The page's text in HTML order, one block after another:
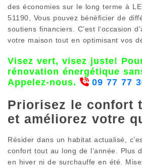
des économies sur le long terme à LE
51190, Vous pouvez bénéficier de
soutiens financiers. C’est l’occasion
votre maison tout en optimisant vos
Visez vert, visez juste!
rénovation énergétique
Appelez-nous.
09 77 77
Priorisez le confort
et améliorez votre
Résider dans un habitat actualisé,
confort tout au long de l’année. Plus
en hiver ni de surchauffe en été.